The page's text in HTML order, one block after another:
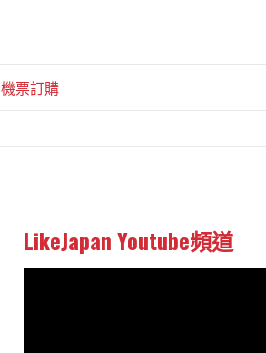
機票訂購
LikeJapan Youtube頻道